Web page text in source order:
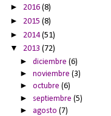
► 2016 (8)
► 2015 (8)
► 2014(51)
▼ 2013 (72)
►diciembre(6)
►noviembre(3)
►octubre(6)
► septiembre(5)
► agosto(7)